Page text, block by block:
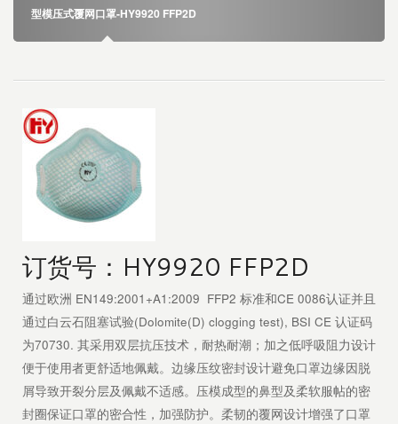
型模压式覆网口罩-HY9920 FFP2D
订货号：HY9920 FFP2D
通过欧洲 EN149:2001+A1:2009 FFP2 标准和CE 0086认证并且
通过白云石阻塞试验(Dolomite(D) clogging test), BSI CE 认证码
为70730. 其采用双层抗压技术，耐热耐潮；加之低呼吸阻力设计
便于使用者更舒适地佩戴。边缘压纹密封设计避免口罩边缘因脱
屑导致开裂分层及佩戴不适感。压模成型的鼻型及柔软服帖的密
封圈保证口罩的密合性，加强防护。柔韧的覆网设计增强了口罩